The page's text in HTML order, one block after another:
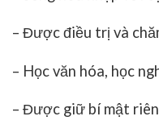
– Được điều trị và
– Học văn hóa, học
– Được giữ bí mật